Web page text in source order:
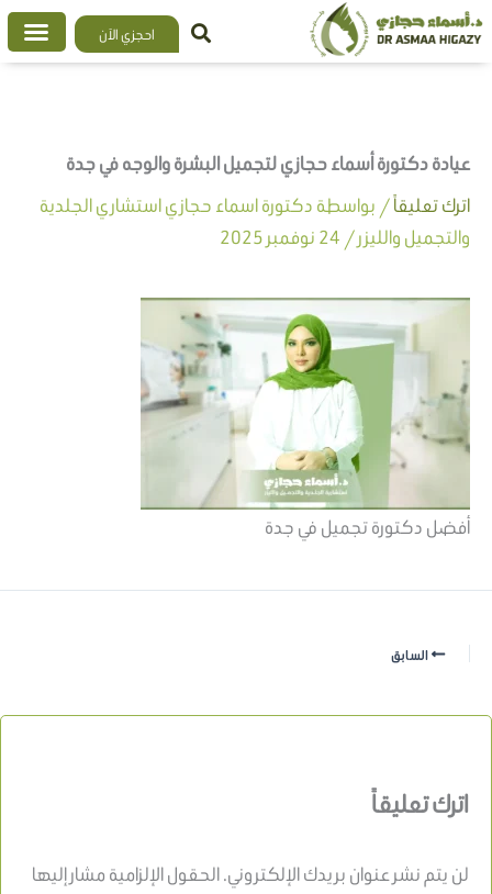
تخطي
إلى
احجزي الآن
عيادة دكتورة أسماء حجازي لتجميل البشرة والوجه في جدة
اترك تعليقاً/ بواسطة دكتورة اسماء حجازي استشاري الجلدية
والتجميل والليزر/ 24 نوفمبر 2025
أفضل دكتورة تجميل في جدة
السابق
اترك تعليقاً
لن يتم نشر عنوان بريدك الإلكتروني.الحقول الإلزامية مشار إليها